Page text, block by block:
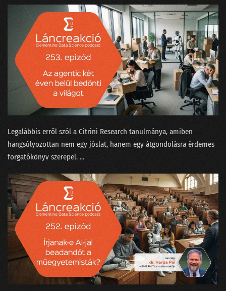
114 - Nagy Nyári Salátaörvény
113 - Podcastfesztivál az adattudós szemüvegén át
112 - Boldog szülinapot, Clementine!
111 - Mennyit keres egy ChatGPT-idomár?
110 - Ki kicsoda a Nagy ChatGPT-aggódásban?
108 - Sztochasztikus papagáj vagy Terminator?
106 - Az IBM és a német-görög filozófusok focimeccse
105 - Nyelvcsapások és a digitális gyarmatosítás
104 - Tavaszi zuhanyhíradó
103 - A legújabb data science címkék kiakasztják a bullshit-métert
102 - Felszikrázott az AGI a GPT-4-ben
Legalábbis erről szól a Citrini Research ⁠tanulmánya, amiben
hangsúlyozottan nem egy jóslat, hanem egy átgondolásra érdemes
forgatókönyv szerepel. ...